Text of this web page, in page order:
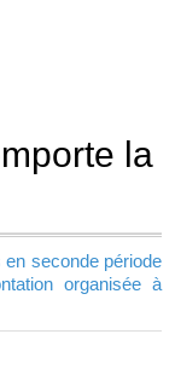
la
seconde période
organisée à